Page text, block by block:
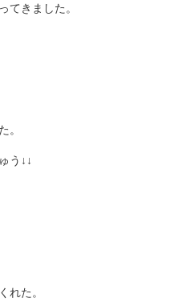
てきました。
。
う↓↓
れた。